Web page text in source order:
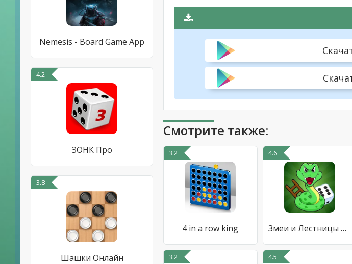
Nemesis - Board Game App
4.2
ЗОНК Про
3.8
Шашки Онлайн
Смотрите также:
3.2
4 in a row king
4.6
Змеи и Лестницы Настольные Игр
3.2 4.5